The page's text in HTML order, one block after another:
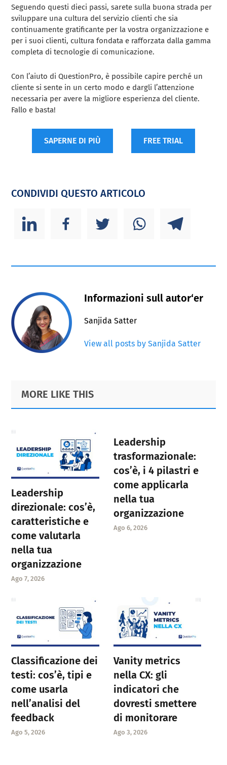
Seguendo questi dieci passi, sarete sulla buona strada per
sviluppare una cultura del servizio clienti che sia
continuamente gratificante per la vostra organizzazione e
per i suoi clienti, cultura fondata e rafforzata dalla gamma
completa di tecnologie di comunicazione.
Con l’aiuto di QuestionPro, è possibile capire perché un
cliente si sente in un certo modo e dargli l’attenzione
necessaria per avere la migliore esperienza del cliente.
Fallo e basta!
SAPERNE DI PIÙ FREE TRIAL
CONDIVIDI QUESTO ARTICOLO
Informazioni sull autor‘er
Sanjida Satter
View all posts by Sanjida Satter
Primary
Sidebar
Footer
MORE LIKE THIS
Leadership
direzionale: cos’è,
caratteristiche e
come valutarla
nella tua
organizzazione
Ago 7, 2026
Leadership
trasformazionale:
cos’è, i 4 pilastri e
come applicarla
nella tua
organizzazione
Ago 6, 2026
Classificazione dei
testi: cos’è, tipi e
come usarla
nell’analisi del
feedback
Ago 5, 2026
Vanity metrics
nella CX: gli
indicatori che
dovresti smettere
di monitorare
Ago 3, 2026